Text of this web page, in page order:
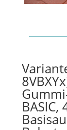
BASIC,